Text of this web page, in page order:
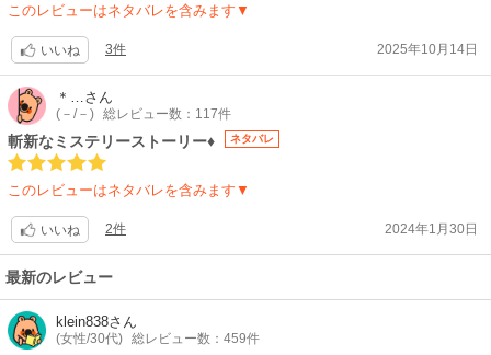
このレビューはネタバレを含みます▼
いいね 3件 2025年10月14日
＊… さん
(－/－) 総レビュー数：117件
斬新なミステリーストーリー♦ ネタバレ
このレビューはネタバレを含みます▼
いいね 2件 2024年1月30日
最新のレビュー
klein838さん
(女性/30代) 総レビュー数：459件